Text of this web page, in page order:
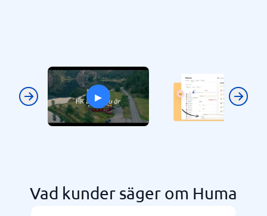
Previous ▸ Next
Vad kunder säger om Huma